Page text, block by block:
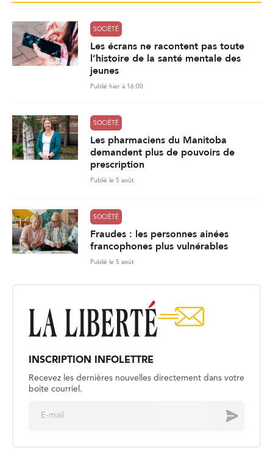
SOCIÉTÉ
Les écrans ne racontent pas toute
l’histoire de la santé mentale des
jeunes
Publié hier à 16:00
SOCIÉTÉ
Les pharmaciens du Manitoba
demandent plus de pouvoirs de
prescription
Publié le 5 août
SOCIÉTÉ
Fraudes : les personnes ainées
francophones plus vulnérables
Publié le 5 août
INSCRIPTION INFOLETTRE
Recevez les dernières nouvelles directement dans votre
boite courriel.
Envoyer